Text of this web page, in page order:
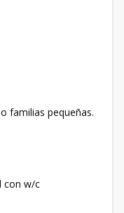
familias pequeñas.
con w/c